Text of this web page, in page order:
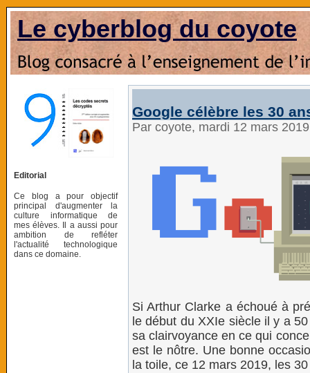
Le cyberblog du coyote
Editorial
Ce blog a pour objectif
principal d'augmenter la
culture informatique de
mes élèves. Il a aussi pour
ambition de refléter
l'actualité technologique
dans ce domaine.
Google célèbre les 30
Par coyote, mardi 12 mars
Si Arthur Clarke a échoué à
le début du XXIe siècle il y a
sa clairvoyance en ce qui
est le nôtre. Une bonne
la toile, ce 12 mars 2019, les